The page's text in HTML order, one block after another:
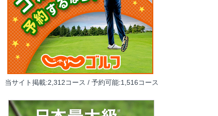
当サイト掲載:2,312コース / 予約可能:1,516コース